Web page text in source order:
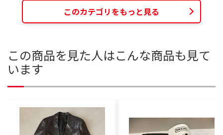
このカテゴリをもっと見る
この商品を見た人はこんな商品も見て
います